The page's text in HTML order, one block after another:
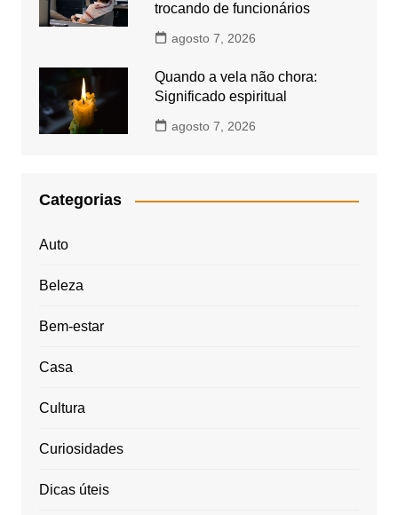
trocando de funcionários
agosto 7, 2026
Quando a vela não chora:
Significado espiritual
agosto 7, 2026
Categorias
Auto
Beleza
Bem-estar
Casa
Cultura
Curiosidades
Dicas úteis